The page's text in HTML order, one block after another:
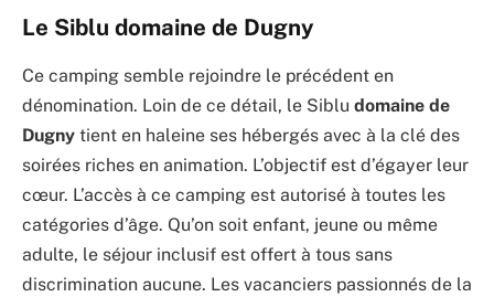
Le Siblu domaine de Dugny
Ce camping semble rejoindre le précédent en
dénomination. Loin de ce détail, le Siblu domaine de
Dugny tient en haleine ses hébergés avec à la clé des
soirées riches en animation. L’objectif est d’égayer leur
cœur. L’accès à ce camping est autorisé à toutes les
catégories d’âge. Qu’on soit enfant, jeune ou même
adulte, le séjour inclusif est offert à tous sans
discrimination aucune. Les vacanciers passionnés de la